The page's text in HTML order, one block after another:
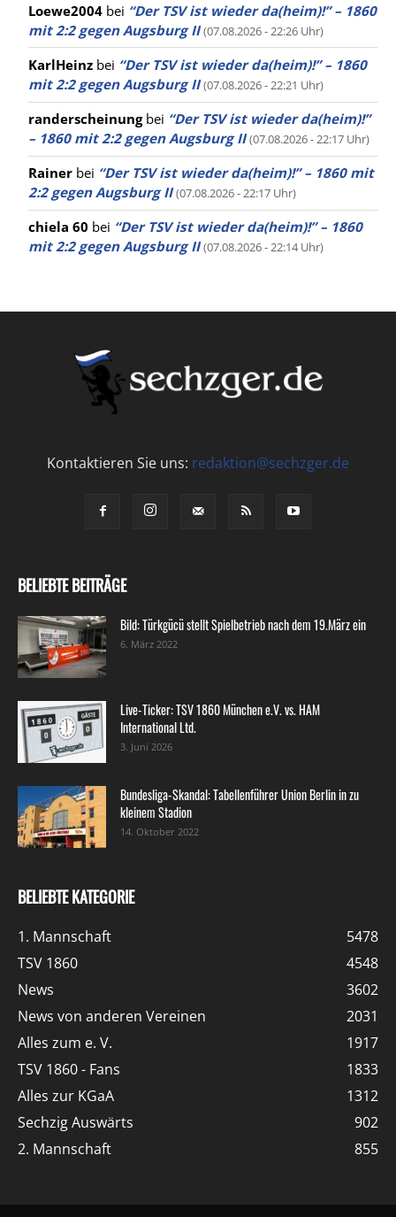
Loewe2004 bei “Der TSV ist wieder da(heim)!” – 1860
mit 2:2 gegen Augsburg II (07.08.2026 - 22:26 Uhr)
KarlHeinz bei “Der TSV ist wieder da(heim)!” – 1860
mit 2:2 gegen Augsburg II (07.08.2026 - 22:21 Uhr)
randerscheinungbei “Der TSV ist wieder da(heim)!”
– 1860 mit 2:2 gegen Augsburg II (07.08.2026 - 22:17 Uhr)
Rainer bei “Der TSV ist wieder da(heim)!” – 1860 mit
2:2 gegen Augsburg II (07.08.2026 - 22:17 Uhr)
chiela 60 bei “Der TSV ist wieder da(heim)!” – 1860
mit 2:2 gegen Augsburg II (07.08.2026 - 22:14 Uhr)
Kontaktieren Sie uns: redaktion@sechzger.de
BELIEBTE BEITRÄGE
Bild: Türkgücü stellt Spielbetrieb nach dem 19.März ein
6. März 2022
Live-Ticker: TSV 1860 München e.V. vs. HAM
International Ltd.
3. Juni 2026
Bundesliga-Skandal: Tabellenführer Union Berlin in zu
kleinem Stadion
14. Oktober 2022
BELIEBTE KATEGORIE
1. Mannschaft
5478
TSV 1860
4548
News
3602
News von anderen Vereinen
2031
Alles zum e. V.
1917
TSV 1860 - Fans
1833
Alles zur KGaA
1312
Sechzig Auswärts
902
2. Mannschaft
855